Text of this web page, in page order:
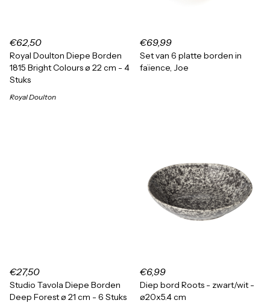
€62,50
Royal Doulton Diepe Borden
1815 Bright Colours ø 22 cm - 4
Stuks
Royal Doulton
€69,99
Set van 6 platte borden in
faïence, Joe
€27,50
Studio Tavola Diepe Borden
Deep Forest ø 21 cm - 6 Stuks
€6,99
Diep bord Roots - zwart/wit -
ø20x5.4 cm